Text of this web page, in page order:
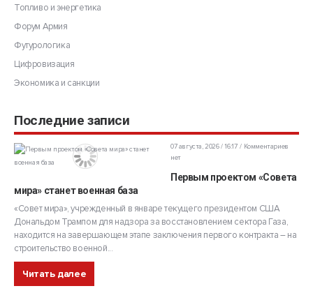
Топливо и энергетика
Форум Армия
Футурологика
Цифровизация
Экономика и санкции
Последние записи
07 августа, 2026 / 16:17
Комментариев
нет
Первым проектом «Совета
мира» станет военная база
«Совет мира», учрежденный в январе текущего президентом США
Дональдом Трампом для надзора за восстановлением сектора Газа,
находится на завершающем этапе заключения первого контракта – на
строительство военной...
Читать далее